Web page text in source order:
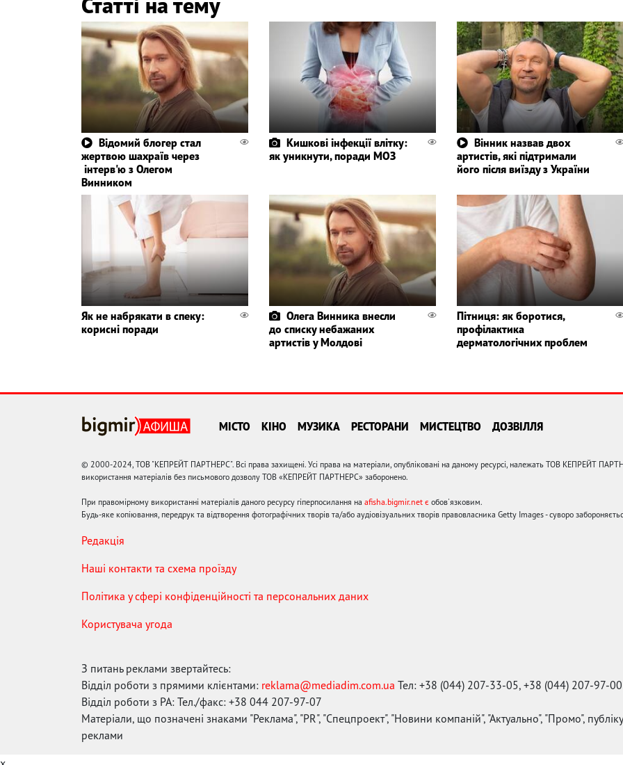
Відомий блогер стал
жертвою шахраїв через
інтерв'ю з Олегом
Винником
Кишкові інфекції влітку:
як уникнути, поради МОЗ
Вінник назвав двох
артистів, які підтримали
його після виїзду з України
Як не набрякати в спеку:
корисні поради
Олега Винника внесли
до списку небажаних
артистів у Молдові
Пітниця: як боротися,
профілактика
дерматологічних проблем
МІСТО КІНО МУЗИКА РЕСТОРАНИ МИСТЕЦТВО ДОЗВІЛЛЯ
© 2000-2024, ТОВ "КЕПРЕЙТ ПАРТНЕРС". Всі права захищені. Усі права на матеріали, опубліковані на даному ресурсі, належать ТОВ КЕПРЕЙТ
використання матеріалів без письмового дозволу ТОВ «КЕПРЕЙТ ПАРТНЕРС» заборонено.
При правомірному використанні матеріалів даного ресурсу гіперпосилання на afisha.bigmir.net є обов'язковим.
Будь-яке копіювання, передрук та відтворення фотографічних творів та/або аудіовізуальних творів правовласника Getty Images - суворо
Редакція
Наші контакти та схема проїзду
Політика у сфері конфіденційності та персональних даних
Користувача угода
З питань реклами звертайтесь:
Відділ роботи з прямими клієнтами: reklama@mediadim.com.ua Тел: +38 (044) 207-33-05, +38 (044) 207-97-00
Відділ роботи з РА: Тел./факс: +38 044 207-97-07
Матеріали, що позначені знаками "Реклама", "PR", "Спецпроект", "Новини компаній", "Актуально", "Промо",
реклами